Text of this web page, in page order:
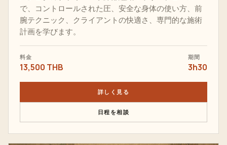
で、コントロールされた圧、安全な身体の使い方、前
腕テクニック、クライアントの快適さ、専門的な施術
計画を学びます。
料金
13,500 THB
期間
3h30
詳しく見る
日程を相談